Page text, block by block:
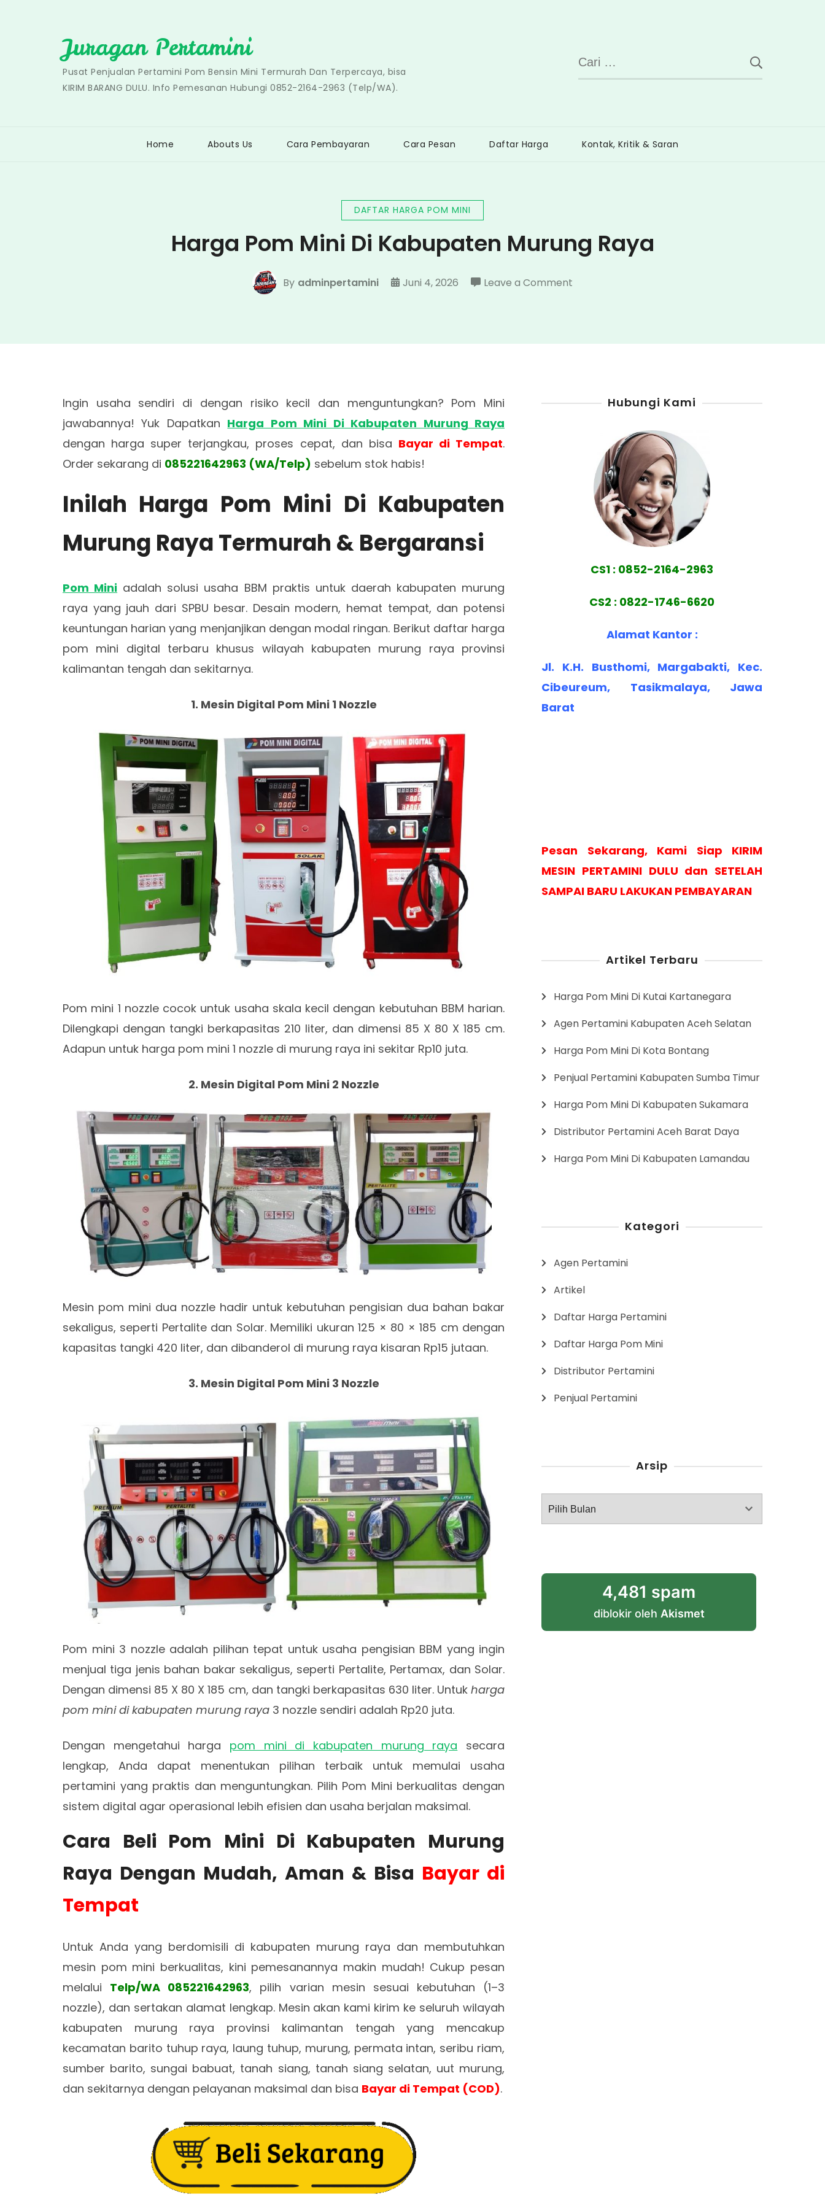
Juragan Pertamini
Pusat Penjualan Pertamini Pom Bensin Mini Termurah Dan Terpercaya, bisa
KIRIM BARANG DULU. Info Pemesanan Hubungi 0852-2164-2963 (Telp/WA).
Cari
untuk:
Home Abouts Us Cara Pembayaran Cara Pesan Daftar Harga Kontak, Kritik & Saran
DAFTAR HARGA POM MINI
Harga Pom Mini Di Kabupaten Murung Raya
By adminpertamini Juni 4, 2026 Leave a Commenton
Raya
Ingin usaha sendiri di dengan risiko kecil dan menguntungkan? Pom Mini
jawabannya! Yuk Dapatkan Harga Pom Mini Di Kabupaten Murung Raya
dengan harga super terjangkau, proses cepat, dan bisa Bayar di Tempat.
Order sekarang di 085221642963 (WA/Telp) sebelum stok habis!
Inilah Harga Pom Mini Di Kabupaten
Murung Raya Termurah & Bergaransi
Pom Mini adalah solusi usaha BBM praktis untuk daerah kabupaten murung
raya yang jauh dari SPBU besar. Desain modern, hemat tempat, dan potensi
keuntungan harian yang menjanjikan dengan modal ringan. Berikut daftar harga
pom mini digital terbaru khusus wilayah kabupaten murung raya provinsi
kalimantan tengah dan sekitarnya.
1. Mesin Digital Pom Mini 1 Nozzle
Pom mini 1 nozzle cocok untuk usaha skala kecil dengan kebutuhan BBM harian.
Dilengkapi dengan tangki berkapasitas 210 liter, dan dimensi 85 X 80 X 185 cm.
Adapun untuk harga pom mini 1 nozzle di murung raya ini sekitar Rp10 juta.
2. Mesin Digital Pom Mini 2 Nozzle
Mesin pom mini dua nozzle hadir untuk kebutuhan pengisian dua bahan bakar
sekaligus, seperti Pertalite dan Solar. Memiliki ukuran 125 × 80 × 185 cm dengan
kapasitas tangki 420 liter, dan dibanderol di murung raya kisaran Rp15 jutaan.
3. Mesin Digital Pom Mini 3 Nozzle
Pom mini 3 nozzle adalah pilihan tepat untuk usaha pengisian BBM yang ingin
menjual tiga jenis bahan bakar sekaligus, seperti Pertalite, Pertamax, dan Solar.
Dengan dimensi 85 X 80 X 185 cm, dan tangki berkapasitas 630 liter. Untuk harga
pom mini di kabupaten murung raya 3 nozzle sendiri adalah Rp20 juta.
Dengan mengetahui harga pom mini di kabupaten murung raya secara
lengkap, Anda dapat menentukan pilihan terbaik untuk memulai usaha
pertamini yang praktis dan menguntungkan. Pilih Pom Mini berkualitas dengan
sistem digital agar operasional lebih efisien dan usaha berjalan maksimal.
Cara Beli Pom Mini Di Kabupaten Murung
Raya Dengan Mudah, Aman & Bisa Bayar di
Tempat
Untuk Anda yang berdomisili di kabupaten murung raya dan membutuhkan
mesin pom mini berkualitas, kini pemesanannya makin mudah! Cukup pesan
melalui Telp/WA 085221642963, pilih varian mesin sesuai kebutuhan (1–3
nozzle), dan sertakan alamat lengkap. Mesin akan kami kirim ke seluruh wilayah
kabupaten murung raya provinsi kalimantan tengah yang mencakup
kecamatan barito tuhup raya, laung tuhup, murung, permata intan, seribu riam,
sumber barito, sungai babuat, tanah siang, tanah siang selatan, uut murung,
dan sekitarnya dengan pelayanan maksimal dan bisa Bayar di Tempat (COD).
Hubungi Kami
CS1 : 0852-2164-2963
CS2 : 0822-1746-6620
Alamat Kantor :
Jl. K.H. Busthomi, Margabakti, Kec.
Cibeureum, Tasikmalaya, Jawa
Barat
Pesan Sekarang, Kami Siap KIRIM
MESIN PERTAMINI DULU dan SETELAH
SAMPAI BARU LAKUKAN PEMBAYARAN
Artikel Terbaru
Harga Pom Mini Di Kutai Kartanegara
Agen Pertamini Kabupaten Aceh Selatan
Harga Pom Mini Di Kota Bontang
Penjual Pertamini Kabupaten Sumba Timur
Harga Pom Mini Di Kabupaten Sukamara
Distributor Pertamini Aceh Barat Daya
Harga Pom Mini Di Kabupaten Lamandau
Kategori
Agen Pertamini
Artikel
Daftar Harga Pertamini
Daftar Harga Pom Mini
Distributor Pertamini
Penjual Pertamini
Arsip
Arsip
4,481 spam
diblokir oleh Akismet